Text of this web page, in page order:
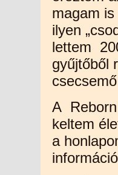
magam
ilyen
lettem
gyűjtőből
A
keltem
a